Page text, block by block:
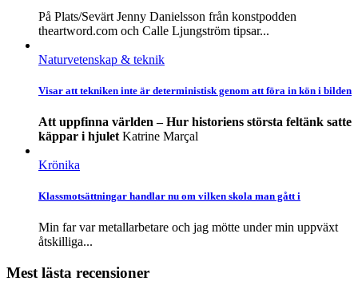
På Plats/Sevärt Jenny Danielsson från konstpodden
theartword.com och Calle Ljungström tipsar...
Naturvetenskap & teknik
Visar att tekniken inte är deterministisk genom att föra in kön i bilden
Att uppfinna världen – Hur historiens största feltänk satte
käppar i hjulet Katrine Marçal
Krönika
Klassmotsättningar handlar nu om vilken skola man gått i
Min far var metallarbetare och jag mötte under min uppväxt
åtskilliga...
Mest lästa recensioner